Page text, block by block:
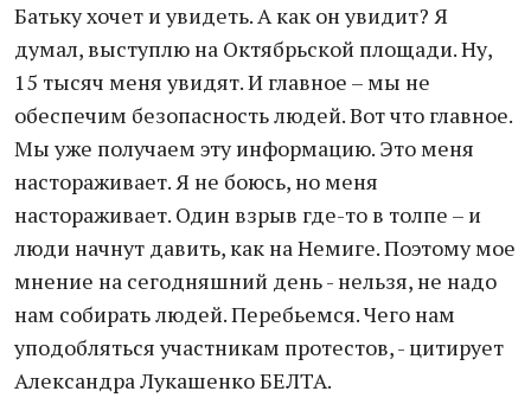
Батьку хочет и увидеть. А как он увидит? Я
думал, выступлю на Октябрьской площади. Ну,
15 тысяч меня увидят. И главное – мы не
обеспечим безопасность людей. Вот что главное.
Мы уже получаем эту информацию. Это меня
настораживает. Я не боюсь, но меня
настораживает. Один взрыв где-то в толпе – и
люди начнут давить, как на Немиге. Поэтому мое
мнение на сегодняшний день - нельзя, не надо
нам собирать людей. Перебьемся. Чего нам
уподобляться участникам протестов, - цитирует
Александра Лукашенко БЕЛТА.